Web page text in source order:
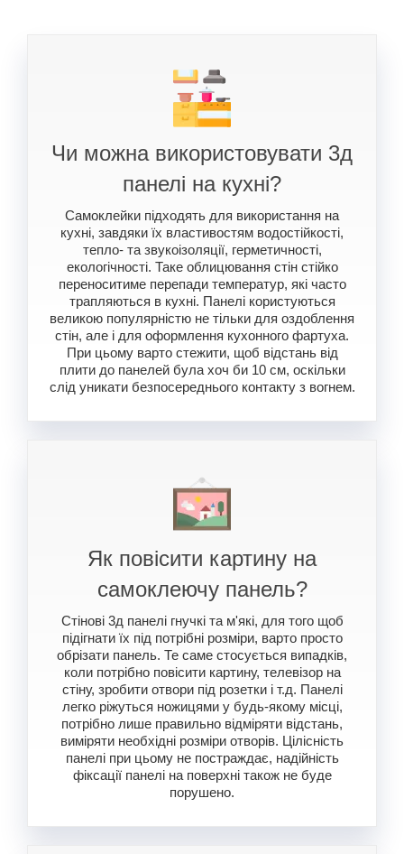
Чи можна використовувати 3д
панелі на кухні?
Самоклейки підходять для використання на
кухні, завдяки їх властивостям водостійкості,
тепло- та звукоізоляції, герметичності,
екологічності. Таке облицювання стін стійко
переноситиме перепади температур, які часто
трапляються в кухні. Панелі користуються
великою популярністю не тільки для оздоблення
стін, але і для оформлення кухонного фартуха.
При цьому варто стежити, щоб відстань від
плити до панелей була хоч би 10 см, оскільки
слід уникати безпосереднього контакту з вогнем.
Як повісити картину на
самоклеючу панель?
Стінові 3д панелі гнучкі та м'які, для того щоб
підігнати їх під потрібні розміри, варто просто
обрізати панель. Те саме стосується випадків,
коли потрібно повісити картину, телевізор на
стіну, зробити отвори під розетки і т.д. Панелі
легко ріжуться ножицями у будь-якому місці,
потрібно лише правильно відміряти відстань,
виміряти необхідні розміри отворів. Цілісність
панелі при цьому не постраждає, надійність
фіксації панелі на поверхні також не буде
порушено.